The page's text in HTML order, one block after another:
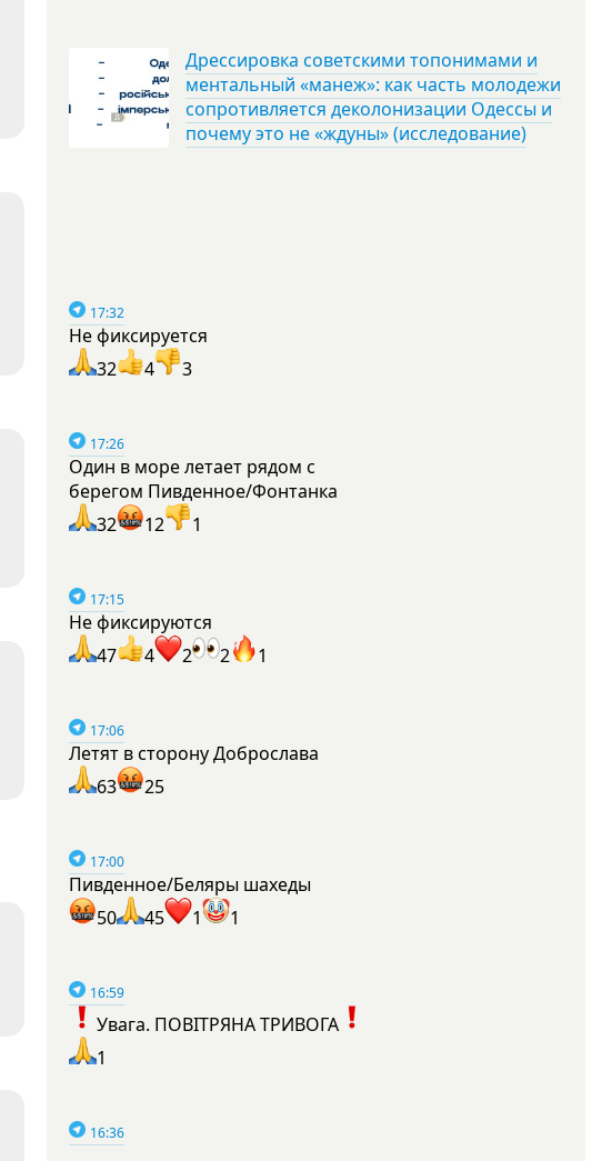
Дрессировка советскими топонимами и
ментальный «манеж»: как часть молодежи
сопротивляется деколонизации Одессы и
почему это не «ждуны» (исследование)
17:32
Не фиксируется
32
4 3
17:26
Один в море летает рядом с
берегом Пивденное/Фонтанка
32
12 1
17:15
Не фиксируются
47
4 2 2 1
17:06
Летят в сторону Доброслава
63
25
17:00
Пивденное/Беляры шахеды
50
45 1 1
16:59
Увага. ПОВІТРЯНА ТРИВОГА
1
16:36